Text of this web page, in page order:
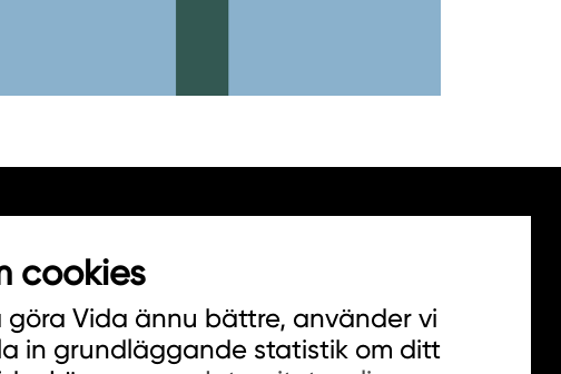
cookies
göra Vida ännu bättre, använder vi
in grundläggande statistik om ditt